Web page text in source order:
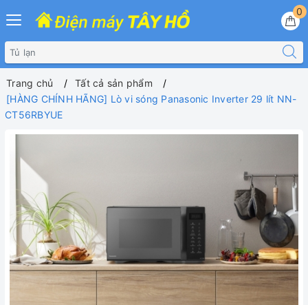
0
Trang chủ
Tất cả sản phẩm
[HÀNG CHÍNH HÃNG] Lò vi sóng Panasonic Inverter 29 lít NN-
CT56RBYUE